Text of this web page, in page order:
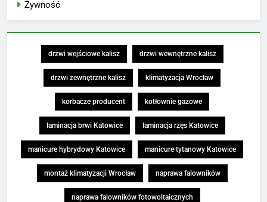
Żywność
drzwi wejściowe kalisz drzwi wewnętrzne kalisz
drzwi zewnętrzne kalisz klimatyzacja Wrocław
korbacze producent kotłownie gazowe
laminacja brwi Katowice laminacja rzęs Katowice
manicure hybrydowy Katowice manicure tytanowy Katowice
montaż klimatyzacji Wrocław naprawa falowników
naprawa falowników fotowoltaicznych